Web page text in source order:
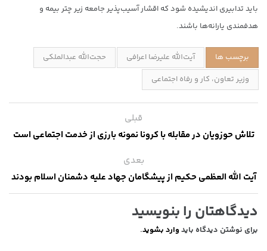
باید تدابیری اندیشیده شود که اقشار آسیب‌پذیر جامعه زیر چتر بیمه و
هدفمندی یارانه‌ها باشند.
برچسب ها آیت‌الله علیرضا اعرافی
حجت‌الله عبدالملکی
وزیر تعاون، کار و رفاه اجتماعی
قبلی
تلاش حوزویان در مقابله با کرونا نمونه بارزی از خدمت اجتماعی است
بعدی
آیت الله العظمی حکیم از پیشگامان جهاد علیه دشمنان اسلام بودند
دیدگاهتان را بنویسید
برای نوشتن دیدگاه باید وارد بشوید.